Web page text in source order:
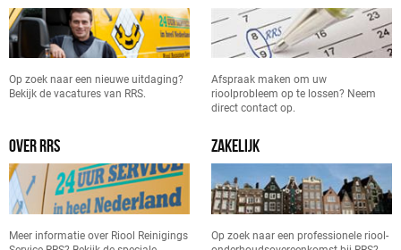
Op zoek naar een nieuwe uitdaging?
Bekijk de vacatures van RRS.
Afspraak maken om uw
rioolprobleem op te lossen? Neem
direct contact op.
OVER RRS
Meer informatie over Riool Reinigings
ZAKELIJK
Op zoek naar een professionele riool-